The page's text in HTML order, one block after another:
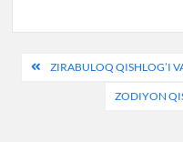
PostZIRABULOQ QISHLOG’I
ZODIYON